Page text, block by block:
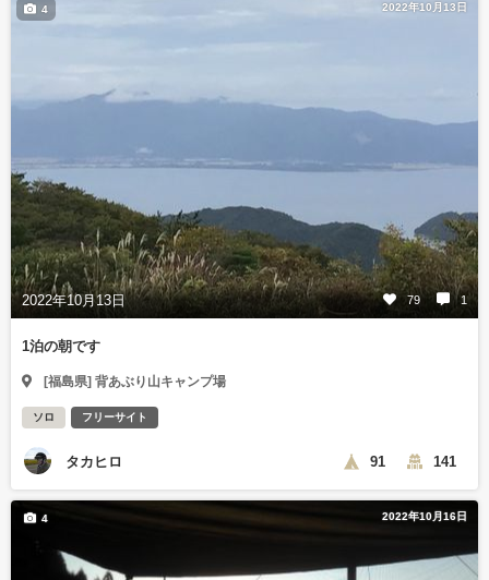
2022年10月13日
2022年10月13日 79 1
4
1泊の朝です
[福島県] 背あぶり山キャンプ場
ソロ フリーサイト
タカヒロ 91 141
2022年10月16日
4